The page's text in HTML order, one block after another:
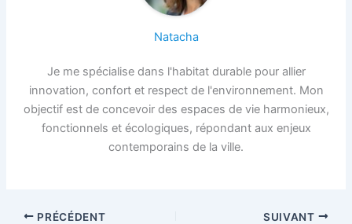
Natacha
Je me spécialise dans l'habitat durable pour allier
innovation, confort et respect de l'environnement. Mon
objectif est de concevoir des espaces de vie harmonieux,
fonctionnels et écologiques, répondant aux enjeux
contemporains de la ville.
PRÉCÉDENT SUIVANT